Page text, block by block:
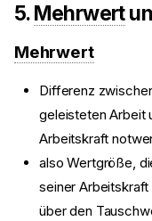
5.Mehrwert
Mehrwert
Differenz
geleisteten Arbeit
Arbeitskraft
also Wertgröße,
seiner
über den